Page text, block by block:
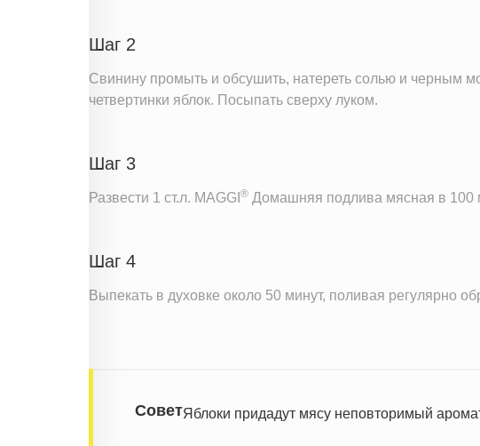
Шаг 2
Свинину промыть и обсушить, натереть солью и черным
четвертинки яблок. Посыпать сверху луком.
Шаг 3
Развести 1 ст.л. MAGGI ® Домашняя подлива мясная в 100
Шаг 4
Выпекать в духовке около 50 минут, поливая регулярно
СоветЯблоки придадут мясу неповторимый